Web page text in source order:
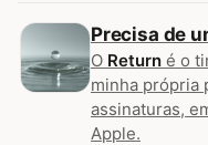
Precisa de
O Return é o
minha própria
assinaturas,
Apple.